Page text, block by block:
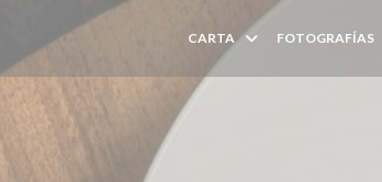
CARTA FOTOGRAFÍAS